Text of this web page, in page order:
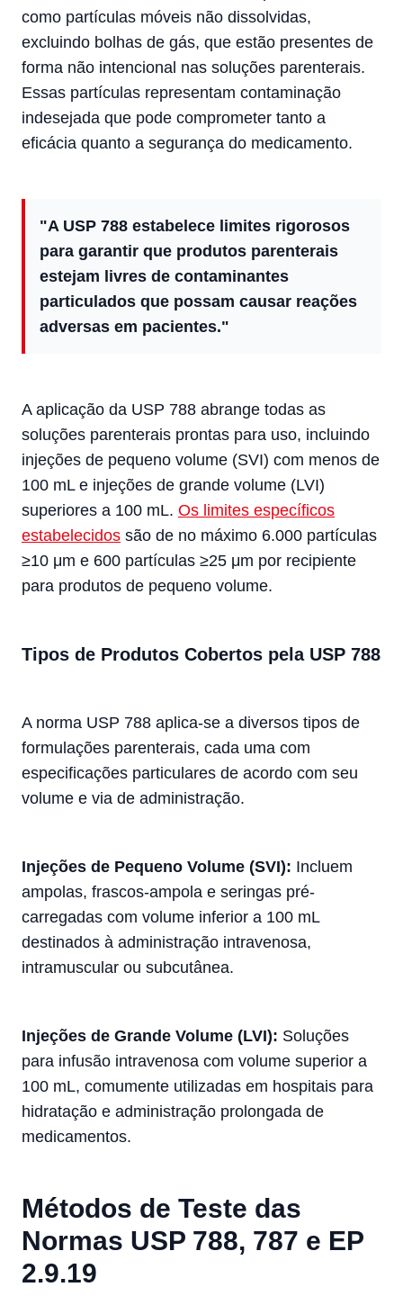
como partículas móveis não dissolvidas,
excluindo bolhas de gás, que estão presentes de
forma não intencional nas soluções parenterais.
Essas partículas representam contaminação
indesejada que pode comprometer tanto a
eficácia quanto a segurança do medicamento.
"A USP 788 estabelece limites rigorosos
para garantir que produtos parenterais
estejam livres de contaminantes
particulados que possam causar reações
adversas em pacientes."
A aplicação da USP 788 abrange todas as
soluções parenterais prontas para uso, incluindo
injeções de pequeno volume (SVI) com menos de
100 mL e injeções de grande volume (LVI)
superiores a 100 mL. Os limites específicos
estabelecidos são de no máximo 6.000 partículas
≥10 μm e 600 partículas ≥25 μm por recipiente
para produtos de pequeno volume.
Tipos de Produtos Cobertos pela USP 788
A norma USP 788 aplica-se a diversos tipos de
formulações parenterais, cada uma com
especificações particulares de acordo com seu
volume e via de administração.
Injeções de Pequeno Volume (SVI): Incluem
ampolas, frascos-ampola e seringas pré-
carregadas com volume inferior a 100 mL
destinados à administração intravenosa,
intramuscular ou subcutânea.
Injeções de Grande Volume (LVI): Soluções
para infusão intravenosa com volume superior a
100 mL, comumente utilizadas em hospitais para
hidratação e administração prolongada de
medicamentos.
Métodos de Teste das
Normas USP 788, 787 e EP
2.9.19